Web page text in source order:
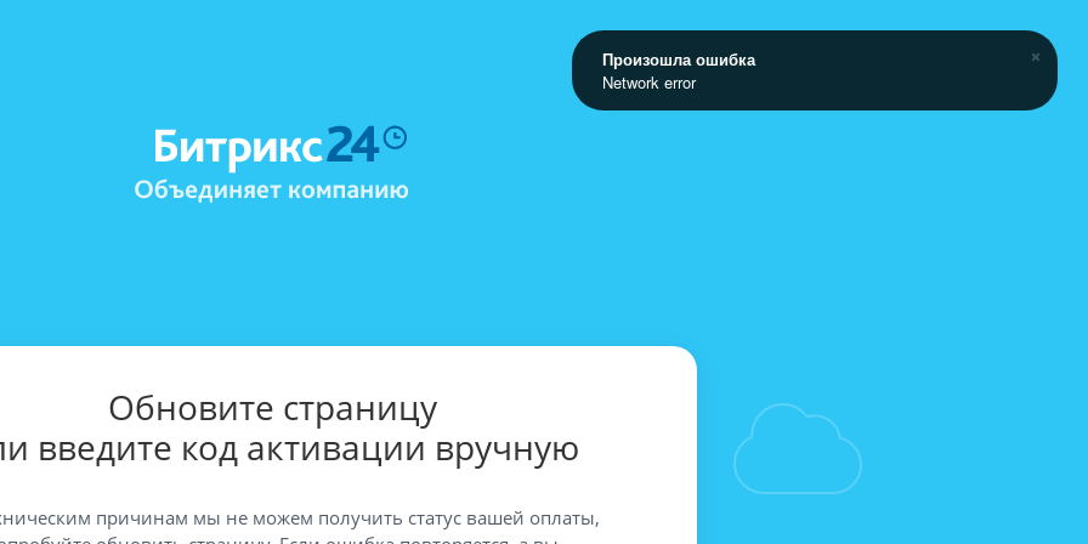
Обновите страницу
введите код активации вручную
причинам мы не можем получить статус вашей оплаты,
Произошла ошибка
Network error